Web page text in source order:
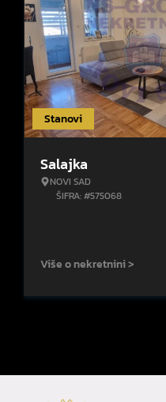
Stanovi
Salajka
NOVI SAD
ŠIFRA: #575068
Više o nekretnini >